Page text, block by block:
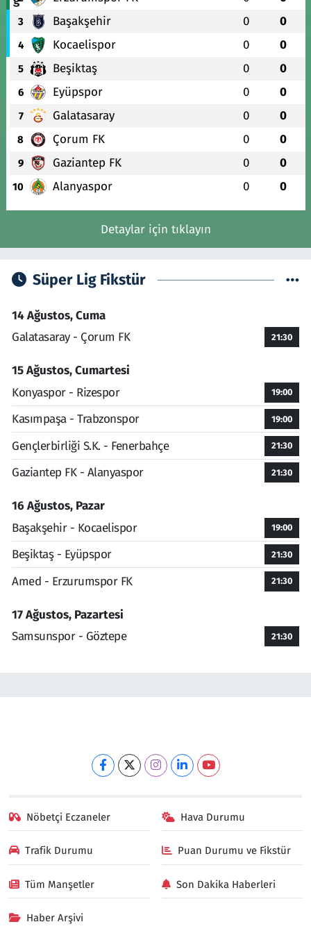
3 Başakşehir 0 0
4 Kocaelispor 0 0
5 Beşiktaş 0 0
6 Eyüpspor 0 0
7 Galatasaray 0 0
8 Çorum FK 0 0
9 Gaziantep FK 0 0
10 Alanyaspor 0 0
Detaylar için tıklayın
Süper Lig Fikstür
14 Ağustos, Cuma
Galatasaray - Çorum FK
21:30
15 Ağustos, Cumartesi
Konyaspor - Rizespor
19:00
Kasımpaşa - Trabzonspor 19:00
Gençlerbirliği S.K. - Fenerbahçe 21:30
Gaziantep FK - Alanyaspor 21:30
16 Ağustos, Pazar
Başakşehir - Kocaelispor
19:00
Beşiktaş - Eyüpspor 21:30
Amed - Erzurumspor FK 21:30
17 Ağustos, Pazartesi
Samsunspor - Göztepe
21:30
Nöbetçi Eczaneler Hava Durumu
Trafik Durumu Puan Durumu ve Fikstür
Tüm Manşetler Son Dakika Haberleri
Haber Arşivi